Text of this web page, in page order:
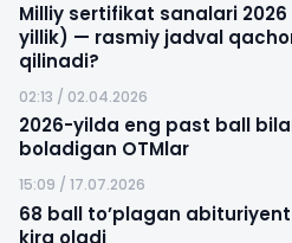
Milliy sertifikat sanalari
yillik) — rasmiy jadval
qilinadi?
02:13 / 02.04.2026
2026-yilda eng past ball
boladigan OTMlar
15:09 / 17.07.2026
68 ball to’plagan
kira oladi